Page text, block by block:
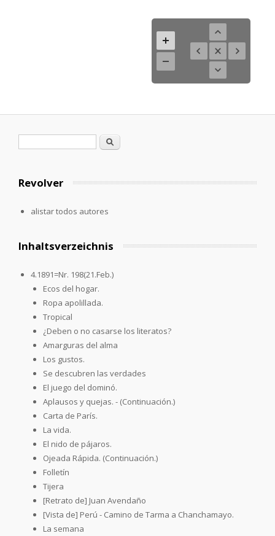
Formulario de búsqueda
Buscar
Revolver
alistar todos autores
Inhaltsverzeichnis
4.1891=Nr. 198(21.Feb.)
Ecos del hogar.
Ropa apolillada.
Tropical
¿Deben o no casarse los literatos?
Amarguras del alma
Los gustos.
Se descubren las verdades
El juego del dominó.
Aplausos y quejas. - (Continuación.)
Carta de París.
La vida.
El nido de pájaros.
Ojeada Rápida. (Continuación.)
Folletín
Tijera
[Retrato de] Juan Avendaño
[Vista de] Perú - Camino de Tarma a Chanchamayo.
La semana